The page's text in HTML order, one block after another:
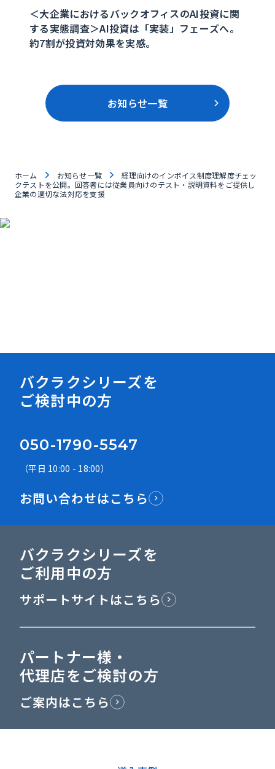
＜大企業におけるバックオフィスのAI投資に関
する実態調査＞AI投資は「実装」フェーズへ。
約7割が投資対効果を実感。
お知らせ一覧
ホーム お知らせ一覧
経理向けのインボイス制度理解度チェッ
クテストを公開。回答者には従業員向けのテスト・説明資料をご提供し
企業の適切な法対応を支援
バクラクシリーズを
ご検討中の方
050-1790-5547
（平日 10:00 - 18:00）
お問い合わせはこちら
バクラクシリーズを
ご利用中の方
サポートサイトはこちら
パートナー様・
代理店をご検討の方
ご案内はこちら